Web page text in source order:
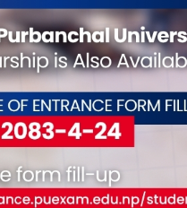
विधुतीय ट्रान्सफर्मर